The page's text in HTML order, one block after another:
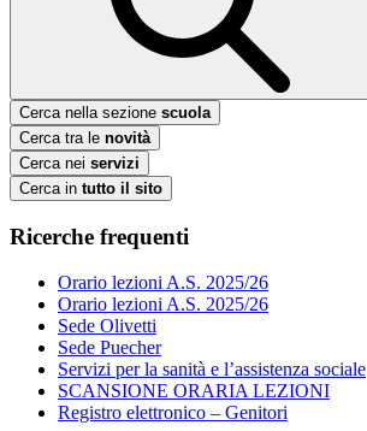
Cerca nella sezione scuola
Cerca tra le novità
Cerca nei servizi
Cerca in tutto il sito
Ricerche frequenti
Orario lezioni A.S. 2025/26
Orario lezioni A.S. 2025/26
Sede Olivetti
Sede Puecher
Servizi per la sanità e l’assistenza sociale
SCANSIONE ORARIA LEZIONI
Registro elettronico – Genitori